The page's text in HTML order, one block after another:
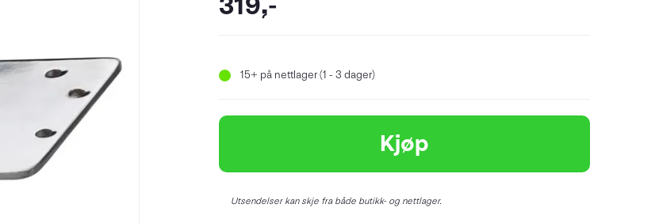
15+ på nettlager (1 - 3 dager)
Kjøp
Utsendelser kan skje fra både butikk- og nettlager.